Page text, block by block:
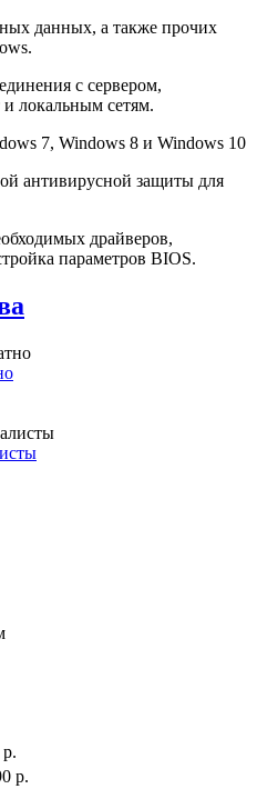
данных, а также прочих
с сервером,
локальным сетям.
7, Windows 8 и Windows 10
антивирусной защиты для
драйверов,
параметров BIOS.
р.